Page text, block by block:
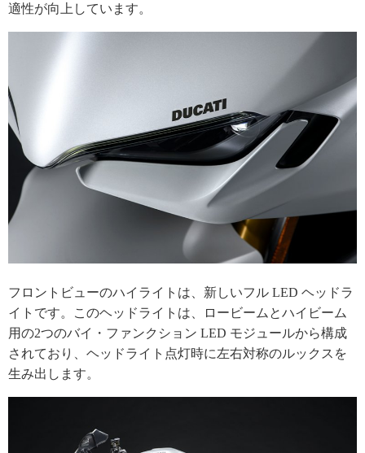
適性が向上しています。
フロントビューのハイライトは、新しいフル LED ヘッドラ
イトです。このヘッドライトは、ロービームとハイビーム
用の2つのバイ・ファンクション LED モジュールから構成
されており、ヘッドライト点灯時に左右対称のルックスを
生み出します。